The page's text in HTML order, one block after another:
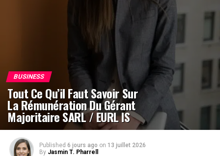
BUSINESS
Tout Ce Qu’il Faut Savoir Sur
La Rémunération Du Gérant
Majoritaire SARL / EURL IS
Published 6 jours ago on 13 juillet 2026
By Jasmin T. Pharrell